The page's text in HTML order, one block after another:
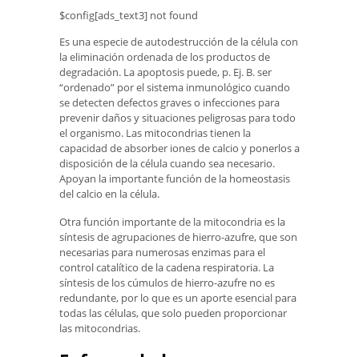
$config[ads_text3] not found
Es una especie de autodestrucción de la célula con
la eliminación ordenada de los productos de
degradación. La apoptosis puede, p. Ej. B. ser
“ordenado” por el sistema inmunológico cuando
se detecten defectos graves o infecciones para
prevenir daños y situaciones peligrosas para todo
el organismo. Las mitocondrias tienen la
capacidad de absorber iones de calcio y ponerlos a
disposición de la célula cuando sea necesario.
Apoyan la importante función de la homeostasis
del calcio en la célula.
Otra función importante de la mitocondria es la
síntesis de agrupaciones de hierro-azufre, que son
necesarias para numerosas enzimas para el
control catalítico de la cadena respiratoria. La
síntesis de los cúmulos de hierro-azufre no es
redundante, por lo que es un aporte esencial para
todas las células, que solo pueden proporcionar
las mitocondrias.